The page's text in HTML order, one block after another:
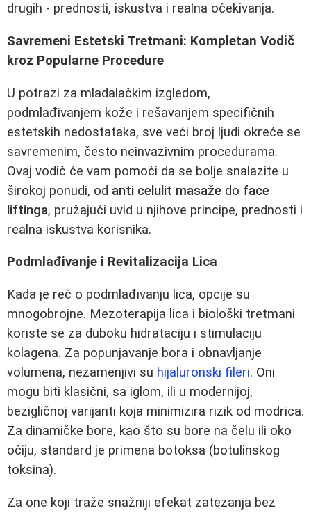
drugih - prednosti, iskustva i realna očekivanja.
Savremeni Estetski Tretmani: Kompletan Vodič
kroz Popularne Procedure
U potrazi za mladalačkim izgledom,
podmlađivanjem kože i rešavanjem specifičnih
estetskih nedostataka, sve veći broj ljudi okreće se
savremenim, često neinvazivnim procedurama.
Ovaj vodič će vam pomoći da se bolje snalazite u
širokoj ponudi, od anti celulit masaže do face
liftinga, pružajući uvid u njihove principe, prednosti i
realna iskustva korisnika.
Podmlađivanje i Revitalizacija Lica
Kada je reč o podmlađivanju lica, opcije su
mnogobrojne. Mezoterapija lica i biološki tretmani
koriste se za duboku hidrataciju i stimulaciju
kolagena. Za popunjavanje bora i obnavljanje
volumena, nezamenjivi su hijaluronski fileri. Oni
mogu biti klasični, sa iglom, ili u modernijoj,
bezigličnoj varijanti koja minimizira rizik od modrica.
Za dinamičke bore, kao što su bore na čelu ili oko
očiju, standard je primena botoksa (botulinskog
toksina).
Za one koji traže snažniji efekat zatezanja bez